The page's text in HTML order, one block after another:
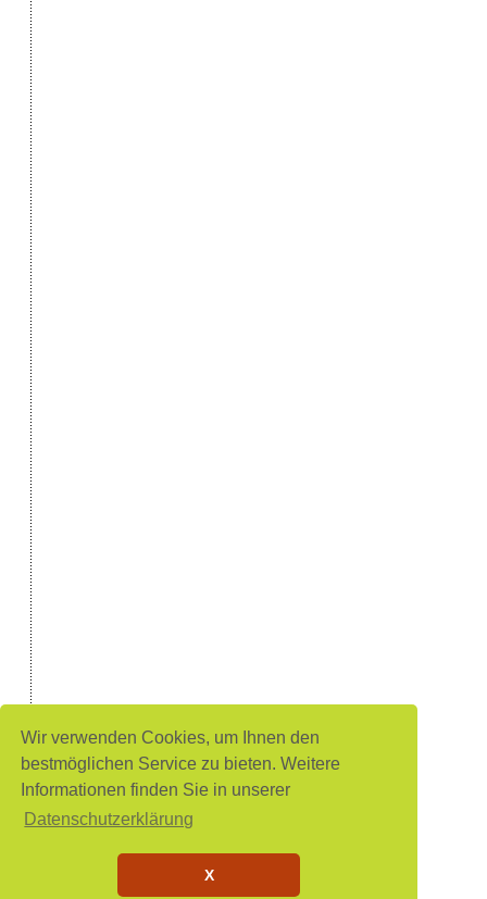
Wir verwenden Cookies, um Ihnen den
bestmöglichen Service zu bieten. Weitere
Informationen finden Sie in unserer
Datenschutzerklärung
X